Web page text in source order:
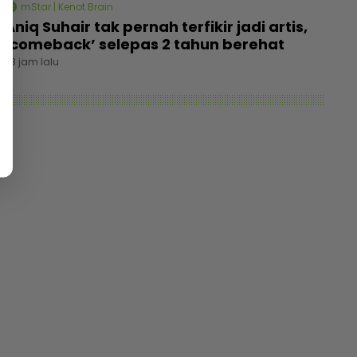
mStar | Kenot Brain
Aniq Suhair tak pernah terfikir jadi artis,
‘comeback’ selepas 2 tahun berehat
23 jam lalu